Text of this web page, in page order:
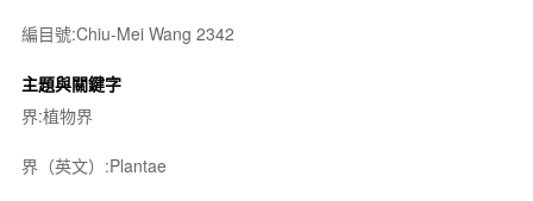
編目號:Chiu-Mei Wang 2342
主題與關鍵字
界:植物界
界（英文）:Plantae